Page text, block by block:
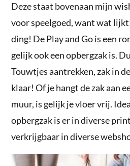
Deze staat bovenaan mijn
voor speelgoed, want wat lijkt
ding! De Play and Go is een
gelijk ook een opbergzak is.
Touwtjes aantrekken, zak in
klaar! Of je hangt de zak aan
muur, is gelijk je vloer vrij.
opbergzak is er in diverse
verkrijgbaar in diverse